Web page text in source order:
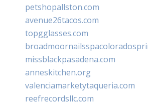
petshopallston.com
avenue26tacos.com
topgglasses.com
missblackpasadena.com
anneskitchen.org
valenciamarketytaqueria.com
reefrecordsllc.com